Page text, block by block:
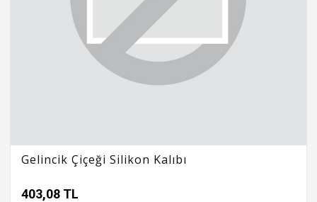
Gelincik Çiçeği Silikon Kalıbı
403,08 TL